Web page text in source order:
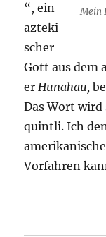
Mein
“, ein
azteki
scher
Gott aus dem
erHunahau,
Das Wort
quintli. Ich
Vorfahren